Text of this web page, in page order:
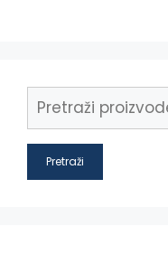
Pretraži